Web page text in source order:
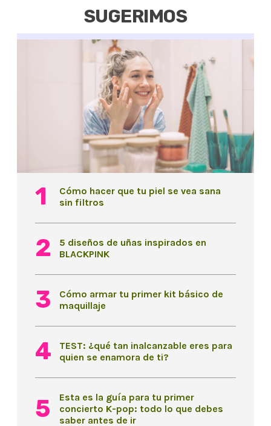
SUGERIMOS
Cómo hacer que tu piel se vea sana
sin filtros
5 diseños de uñas inspirados en
BLACKPINK
Cómo armar tu primer kit básico de
maquillaje
TEST: ¿qué tan inalcanzable eres para
quien se enamora de ti?
Esta es la guía para tu primer
concierto K-pop: todo lo que debes
saber antes de ir